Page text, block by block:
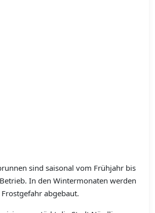
sind saisonal vom Frühjahr bis
In den Wintermonaten werden
abgebaut.